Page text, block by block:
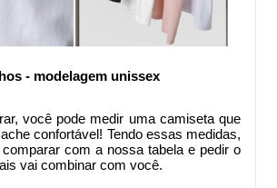
- modelagem unissex
, você pode medir uma camiseta que
confortável! Tendo essas medidas,
com a nossa tabela e pedir o
vai combinar com você.